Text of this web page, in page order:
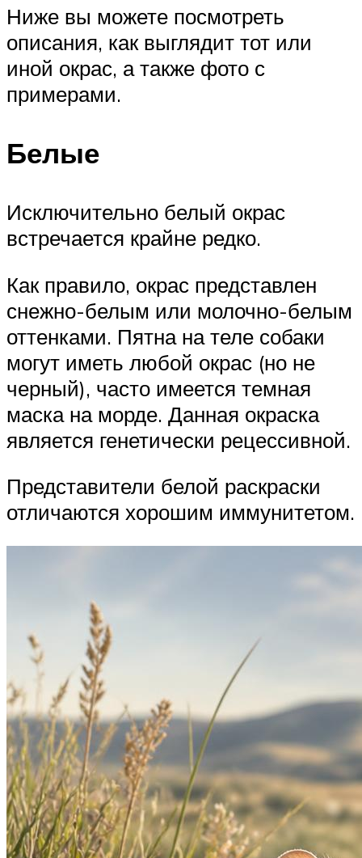
Ниже вы можете посмотреть
описания, как выглядит тот или
иной окрас, а также фото с
примерами.
Белые
Исключительно белый окрас
встречается крайне редко.
Как правило, окрас представлен
снежно-белым или молочно-белым
оттенками. Пятна на теле собаки
могут иметь любой окрас (но не
черный), часто имеется темная
маска на морде. Данная окраска
является генетически рецессивной.
Представители белой раскраски
отличаются хорошим иммунитетом.